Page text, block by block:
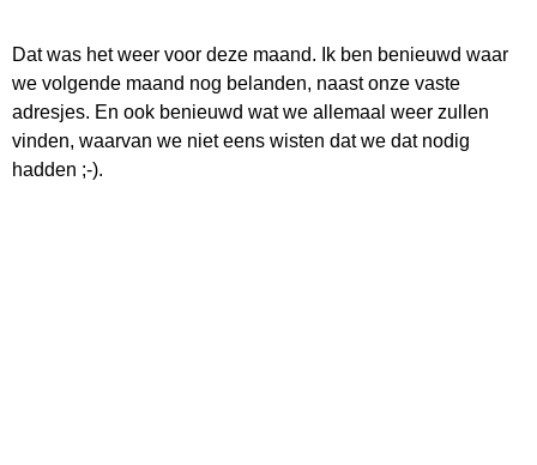
Dat was het weer voor deze maand. Ik ben benieuwd waar
we volgende maand nog belanden, naast onze vaste
adresjes. En ook benieuwd wat we allemaal weer zullen
vinden, waarvan we niet eens wisten dat we dat nodig
hadden ;-).